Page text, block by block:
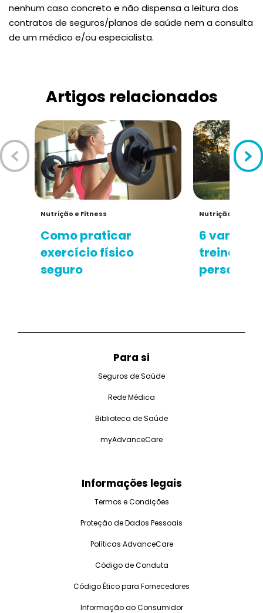
nenhum caso concreto e não dispensa a leitura dos
contratos de seguros/planos de saúde nem a consulta
de um médico e/ou especialista.
Artigos relacionados
Nutrição e Fitness
Como praticar
exercício físico
seguro
Nutrição e
6
treinar
personal
Para si
Seguros de Saúde
Rede Médica
Biblioteca de Saúde
myAdvanceCare
Informações legais
Termos e Condições
Proteção de Dados Pessoais
Políticas AdvanceCare
Código de Conduta
Código Ético para Fornecedores
Informação ao Consumidor